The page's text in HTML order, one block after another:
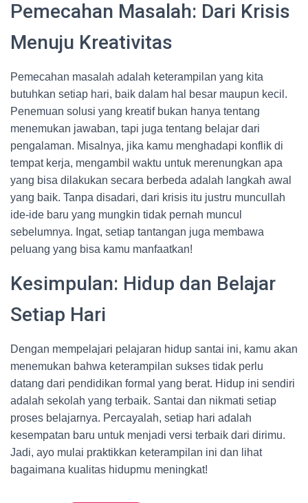
Pemecahan Masalah: Dari Krisis
Menuju Kreativitas
Pemecahan masalah adalah keterampilan yang kita
butuhkan setiap hari, baik dalam hal besar maupun kecil.
Penemuan solusi yang kreatif bukan hanya tentang
menemukan jawaban, tapi juga tentang belajar dari
pengalaman. Misalnya, jika kamu menghadapi konflik di
tempat kerja, mengambil waktu untuk merenungkan apa
yang bisa dilakukan secara berbeda adalah langkah awal
yang baik. Tanpa disadari, dari krisis itu justru muncullah
ide-ide baru yang mungkin tidak pernah muncul
sebelumnya. Ingat, setiap tantangan juga membawa
peluang yang bisa kamu manfaatkan!
Kesimpulan: Hidup dan Belajar
Setiap Hari
Dengan mempelajari pelajaran hidup santai ini, kamu akan
menemukan bahwa keterampilan sukses tidak perlu
datang dari pendidikan formal yang berat. Hidup ini sendiri
adalah sekolah yang terbaik. Santai dan nikmati setiap
proses belajarnya. Percayalah, setiap hari adalah
kesempatan baru untuk menjadi versi terbaik dari dirimu.
Jadi, ayo mulai praktikkan keterampilan ini dan lihat
bagaimana kualitas hidupmu meningkat!